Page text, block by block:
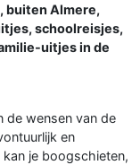
buiten Almere,
schoolreisjes,
uitjes in de
de wensen van de
en
je boogschieten,